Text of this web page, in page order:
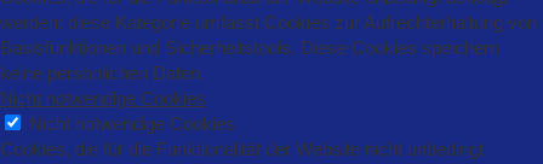
werden: diese Kategorie umfasst Cookies zur Aufrechterhaltung von
Basisfunktionen und Sicherheitstools. Diese Cookies speichern
keine persönlichen Daten.
Nicht notwendige Cookies
Nicht notwendige Cookies
Cookies, die für die Funktionalität der Website nicht unbedingt